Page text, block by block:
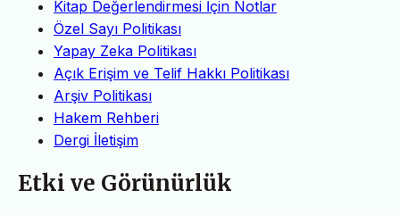
Kitap Değerlendirmesi İçin Notlar
Özel Sayı Politikası
Yapay Zeka Politikası
Açık Erişim ve Telif Hakkı Politikası
Arşiv Politikası
Hakem Rehberi
Dergi İletişim
Etki ve Görünürlük